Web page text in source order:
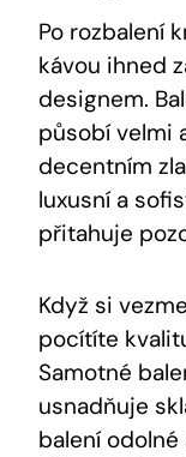
Po rozbalení
kávou ihned
designem.
působí velmi
decentním
luxusní a
přitahuje
Když si
pocítíte
Samotné
usnadňuje
balení odolné